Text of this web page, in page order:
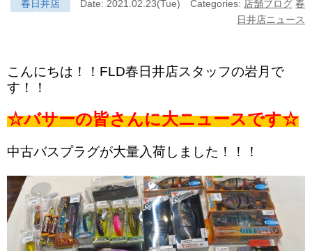
春日井店 Date: 2021.02.23(Tue) Categories: 店舗ブログ 春
日井店ニュース
こんにちは！！FLD春日井店スタッフの岩月で
す！！
☆バサーの皆さんに大ニュースです☆
中古バスプラグが大量入荷しました！！！